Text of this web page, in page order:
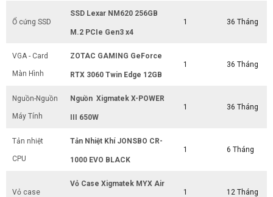
Ổ cứng SSD
SSD Lexar NM620 256GB
M.2 PCIe Gen3 x4
1 36 Tháng
VGA - Card
Màn Hình
ZOTAC GAMING GeForce
RTX 3060 Twin Edge 12GB
1 36 Tháng
Nguồn-Nguồn
Máy Tính
Nguồn Xigmatek X-POWER
III 650W
1 36 Tháng
Tản nhiệt
CPU
Tản Nhiệt Khí JONSBO CR-
1000 EVO BLACK
1 6 Tháng
Vỏ case
Vỏ Case Xigmatek MYX Air
1 12 Tháng